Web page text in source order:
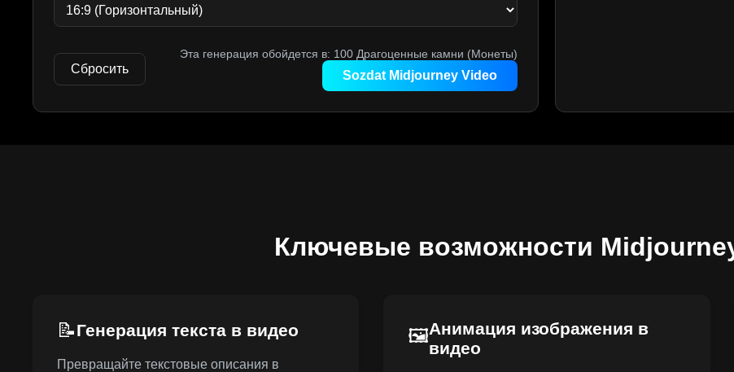
Сбросить
Эта генерация обойдется в: 100 Драгоценные камни (Монеты)
Sozdat Midjourney Video
Ключевые возможности
📝Генерация текста в видео
Превращайте текстовые описания в
🖼️Анимация изображения в
видео